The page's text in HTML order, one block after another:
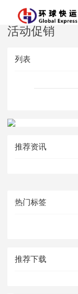
活动促销
列表
推荐资讯
热门标签
推荐下载